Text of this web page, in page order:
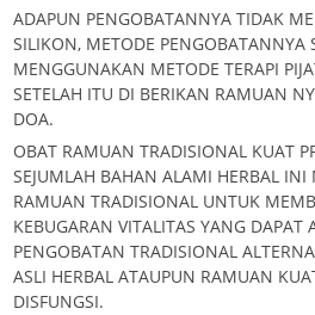
ADAPUN PENGOBATANNYA TIDAK
SILIKON, METODE PENGOBATANNYA
MENGGUNAKAN METODE TERAPI
SETELAH ITU DI BERIKAN RAMUAN
DOA.
OBAT RAMUAN TRADISIONAL KUAT
SEJUMLAH BAHAN ALAMI HERBAL INI
RAMUAN TRADISIONAL UNTUK
KEBUGARAN VITALITAS YANG
PENGOBATAN TRADISIONAL
ASLI HERBAL ATAUPUN RAMUAN
DISFUNGSI.